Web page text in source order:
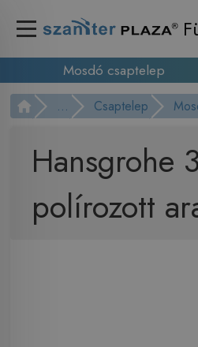
Mosdó csaptelep
... Csaptelep
Hansgrohe
polírozott